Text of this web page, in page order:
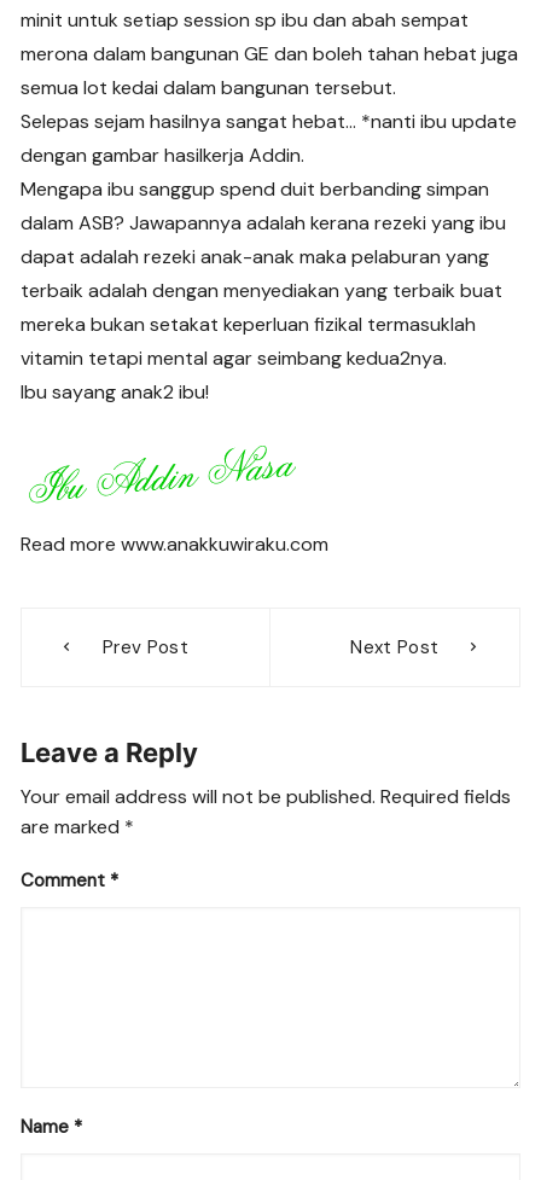
minit untuk setiap session sp ibu dan abah sempat
merona dalam bangunan GE dan boleh tahan hebat juga
semua lot kedai dalam bangunan tersebut.
Selepas sejam hasilnya sangat hebat… *nanti ibu update
dengan gambar hasilkerja Addin.
Mengapa ibu sanggup spend duit berbanding simpan
dalam ASB? Jawapannya adalah kerana rezeki yang ibu
dapat adalah rezeki anak-anak maka pelaburan yang
terbaik adalah dengan menyediakan yang terbaik buat
mereka bukan setakat keperluan fizikal termasuklah
vitamin tetapi mental agar seimbang kedua2nya.
Ibu sayang anak2 ibu!
Read more www.anakkuwiraku.com
navigation
Prev Post Next Post
Leave a Reply
Your email address will not be published. Required fields
are marked *
Comment *
Name *